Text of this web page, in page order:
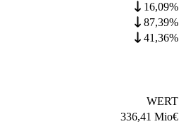
16,09%
87,39%
41,36%
WERT
336,41 Mio€